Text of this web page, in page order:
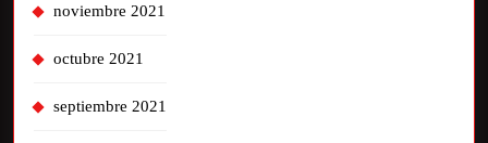
noviembre 2021
octubre 2021
septiembre 2021